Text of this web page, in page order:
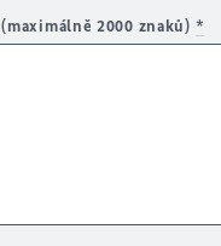
2000 znaků) *